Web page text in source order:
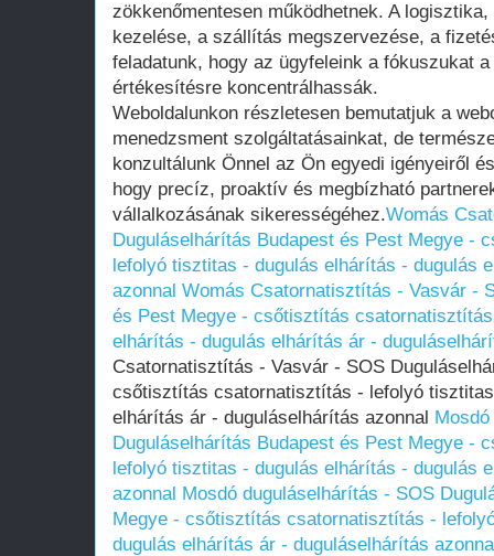
zökkenőmentesen működhetnek. A
kezelése, a szállítás megszervezése, a
feladatunk, hogy az ügyfeleink a fókuszukat
értékesítésre koncentrálhassák.
Weboldalunkon részletesen bemutatjuk a
menedzsment szolgáltatásainkat, de
konzultálunk Önnel az Ön egyedi igényeiről
hogy precíz, proaktív és megbízható
vállalkozásának sikerességéhez.Womás
Duguláselhárítás Budapest és Pest Megye -
lefolyó tisztitas - dugulás elhárítás - dugulás
azonnal Womás Csatornatisztítás - Vasvár -
és Pest Megye - csőtisztítás
elhárítás - dugulás elhárítás ár -
Csatornatisztítás - Vasvár - SOS
csőtisztítás csatornatisztítás - lefolyó
elhárítás ár - duguláselhárítás azonnal
Duguláselhárítás Budapest és Pest Megye -
lefolyó tisztitas - dugulás elhárítás - dugulás
azonnal Mosdó duguláselhárítás - SOS
Megye - csőtisztítás csatornatisztítás -
dugulás elhárítás ár - duguláselhárítás